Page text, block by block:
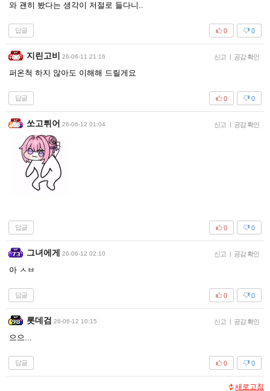
와 괜히 봤다는 생각이 저절로 들다니..
답글 0
0
지린고비 26-06-11 21:16 신고 | 공감 확인
퍼온척 하지 않아도 이해해 드릴게요
답글 0
0
쏘고튀어 26-06-12 01:04 신고 | 공감 확인
답글 0
0
그녀에게 26-06-12 02:10 신고 | 공감 확인
아 ㅅㅂ
답글 0
0
롯데검 26-06-12 10:15 신고 | 공감 확인
으으...
답글 0
0
새로고침